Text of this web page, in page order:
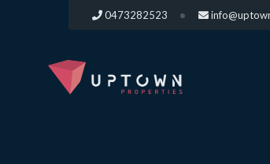
0473282523